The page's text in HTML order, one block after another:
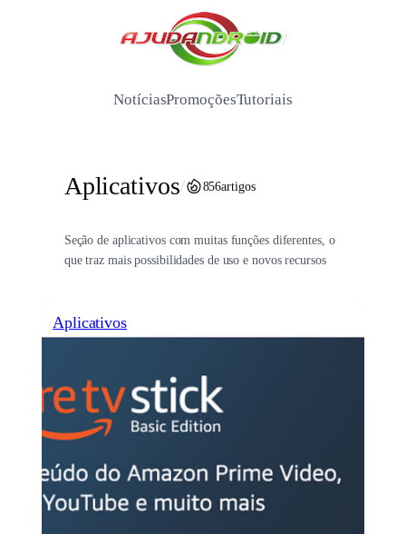
/
NotíciasPromoçõesTutoriais
Aplicativos/ 856artigos
Seção de aplicativos com muitas funções diferentes, o
que traz mais possibilidades de uso e novos recursos
Aplicativos